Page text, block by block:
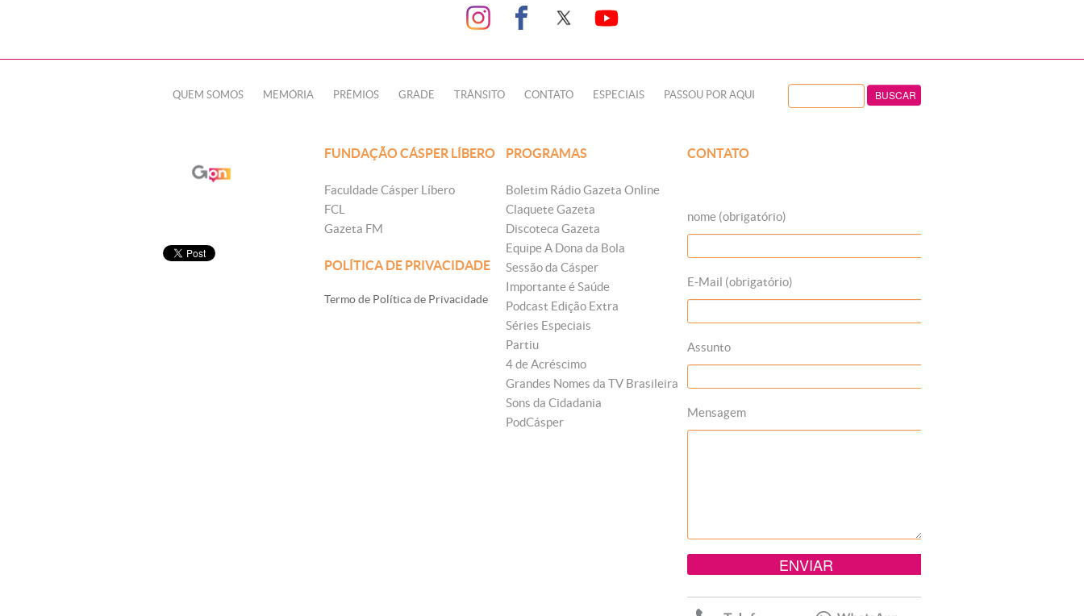
QUEM SOMOS MEMÓRIA PRÊMIOS GRADE TRÂNSITO CONTATO ESPECIAIS PASSOU POR AQUI
FUNDAÇÃO CÁSPER LÍBERO
Faculdade Cásper Líbero
FCL
Gazeta FM
POLÍTICA DE PRIVACIDADE
Termo de Política de Privacidade
PROGRAMAS
Boletim Rádio Gazeta Online
Claquete Gazeta
Discoteca Gazeta
Equipe A Dona da Bola
Sessão da Cásper
Importante é Saúde
Podcast Edição Extra
Séries Especiais
Partiu
4 de Acréscimo
Grandes Nomes da TV Brasileira
Sons da Cidadania
PodCásper
CONTATO
nome (obrigatório)
E-Mail (obrigatório)
Assunto
Mensagem